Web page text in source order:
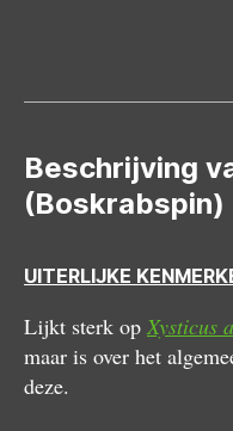
Beschrijving
(Boskrabspin)
UITERLIJKE
Lijkt sterk op Xysticus
maar is over het
deze.